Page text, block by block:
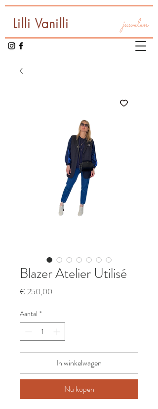
Lilli Vanilli juwelen
Blazer Atelier Utilisé
€ 250,00
Aantal *
In winkelwagen
Nu kopen